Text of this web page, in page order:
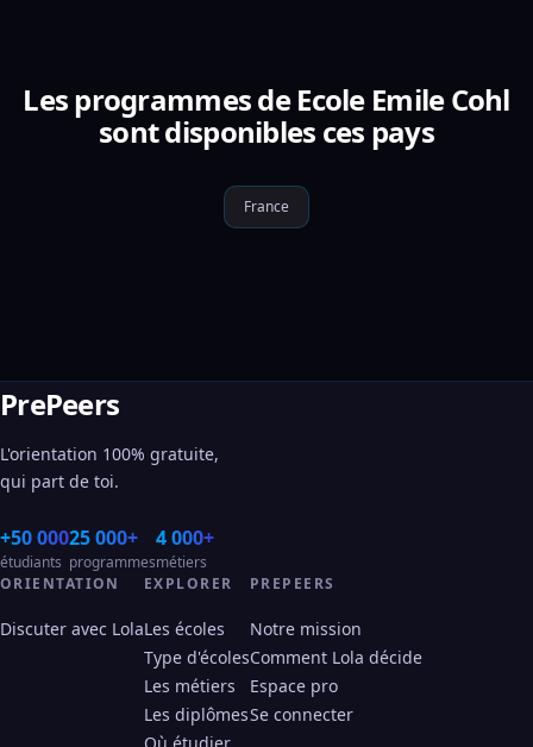
Les programmes de Ecole Emile Cohl
sont disponibles ces pays
France
PrePeers
L'orientation 100% gratuite,
qui part de toi.
+50 000
étudiants
25 000+
programmes
4 000+
métiers
ORIENTATION
Discuter avec Lola
EXPLORER
Les écoles
Type d'écoles
Les métiers
Les diplômes
PREPEERS
Notre mission
Comment Lola décide
Espace pro
Se connecter